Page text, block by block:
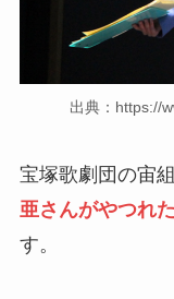
出典：https://
宝塚歌劇団の宙
亜さんがやつれた
す。